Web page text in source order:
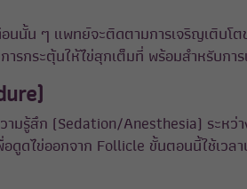
นนั้น ๆ แพทย์จะติดตามการเจริญเติบ
รกระตุ้นให้ไข่สุกเต็มที่ พร้อมสำหรับการ
รู้สึก (Sedation/Anesthesia) ระหว่า
ดูดไข่ออกจาก Follicle ขั้นตอนนี้ใช้เว